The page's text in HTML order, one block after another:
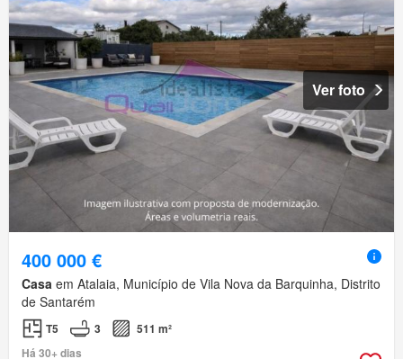
Ver foto
400 000 €
Casa em Atalaia, Município de Vila Nova da Barquinha, Distrito
de Santarém
T5 3
511 m²
Há 30+ dias